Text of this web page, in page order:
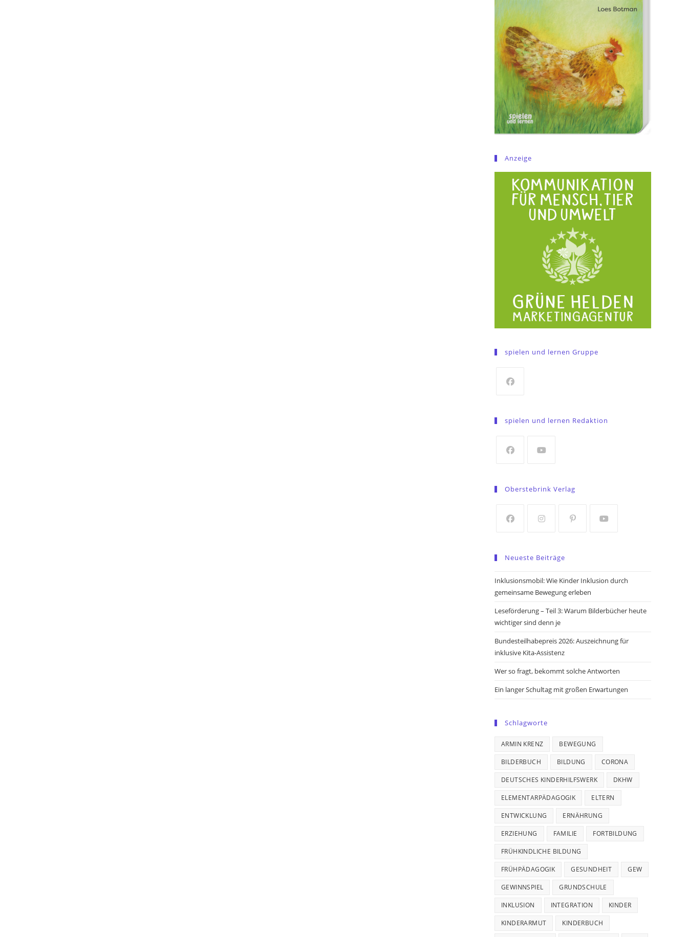
Anzeige
spielen und lernen Gruppe
a
tab
spielen und lernen Redaktion
a
tab
Oberstebrink Verlag
a
new
tab
new
tab
a
new
tab
new
tab
Neueste Beiträge
Inklusionsmobil: Wie Kinder Inklusion durch
gemeinsame Bewegung erleben
Leseförderung – Teil 3: Warum Bilderbücher heute
wichtiger sind denn je
Bundesteilhabepreis 2026: Auszeichnung für
inklusive Kita-Assistenz
Wer so fragt, bekommt solche Antworten
Ein langer Schultag mit großen Erwartungen
Schlagworte
ARMIN KRENZ BEWEGUNG
BILDERBUCH BILDUNG CORONA
DEUTSCHES KINDERHILFSWERK DKHW
ELEMENTARPÄDAGOGIK ELTERN
ENTWICKLUNG ERNÄHRUNG
ERZIEHUNG FAMILIE FORTBILDUNG
FRÜHKINDLICHE BILDUNG
FRÜHPÄDAGOGIK GESUNDHEIT GEW
GEWINNSPIEL GRUNDSCHULE
INKLUSION INTEGRATION KINDER
KINDERARMUT KINDERBUCH